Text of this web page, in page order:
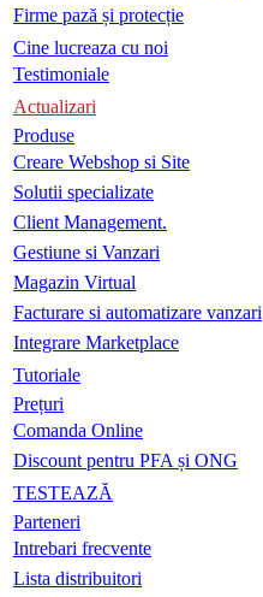
Firme pază și protecție
Cine lucreaza cu noi
Testimoniale
Actualizari
Produse
Creare Webshop si Site
Solutii specializate
Client Management.
Gestiune si Vanzari
Magazin Virtual
Facturare si automatizare vanzari
Integrare Marketplace
Tutoriale
Prețuri
Comanda Online
Discount pentru PFA și ONG
TESTEAZĂ
Parteneri
Intrebari frecvente
Lista distribuitori